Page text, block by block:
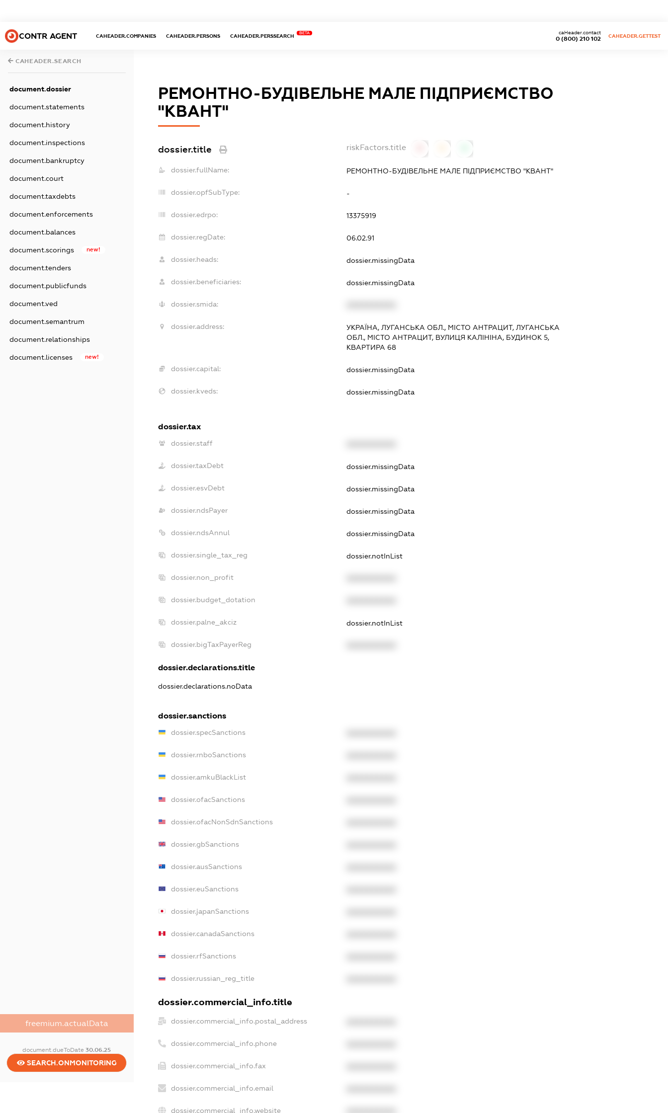
CONTR AGENT CAHEADER.COMPANIES CAHEADER.PERSONS CAHEADER.PERSSEARCH
BETA
0 (800) 210 102
caHeader.contact
CAHEADER.GETTEST
CAHEADER.SEARCH
document.dossier
document.statements
document.history
document.inspections
document.bankruptcy
document.court
document.taxdebts
document.enforcements
document.balances
document.scorings new!
document.tenders
document.publicfunds
document.ved
document.semantrum
document.relationships
document.licenses new!
freemium.actualData
document.dueToDate30.06.25
SEARCH.ONMONITORING
РЕМОНТНО-БУДІВЕЛЬНЕ МАЛЕ ПІДПРИЄМСТВО
"КВАНТ"
dossier.title riskFactors.title
dossier.fullName: РЕМОНТНО-БУДІВЕЛЬНЕ МАЛЕ ПІДПРИЄМСТВО "КВАНТ"
dossier.opfSubType: -
dossier.edrpo: 13375919
dossier.regDate: 06.02.91
dossier.heads: dossier.missingData
dossier.beneficiaries: dossier.missingData
dossier.smida:
dossier.address:
УКРАЇНА, ЛУГАНСЬКА ОБЛ., МІСТО АНТРАЦИТ, ЛУГАНСЬКА
ОБЛ., МІСТО АНТРАЦИТ, ВУЛИЦЯ КАЛІНІНА, БУДИНОК 5,
КВАРТИРА 68
dossier.capital: dossier.missingData
dossier.kveds: dossier.missingData
dossier.tax
dossier.staff
dossier.taxDebt dossier.missingData
dossier.esvDebt dossier.missingData
dossier.ndsPayer dossier.missingData
dossier.ndsAnnul dossier.missingData
dossier.single_tax_reg dossier.notInList
dossier.non_profit
dossier.budget_dotation
dossier.palne_akciz dossier.notInList
dossier.bigTaxPayerReg
dossier.declarations.title
dossier.declarations.noData
dossier.sanctions
dossier.specSanctions
dossier.rnboSanctions
dossier.amkuBlackList
dossier.ofacSanctions
dossier.ofacNonSdnSanctions
dossier.gbSanctions
dossier.ausSanctions
dossier.euSanctions
dossier.japanSanctions
dossier.canadaSanctions
dossier.rfSanctions
dossier.russian_reg_title
dossier.commercial_info.title
dossier.commercial_info.postal_address
dossier.commercial_info.phone
dossier.commercial_info.fax
dossier.commercial_info.email
dossier.commercial_info.website